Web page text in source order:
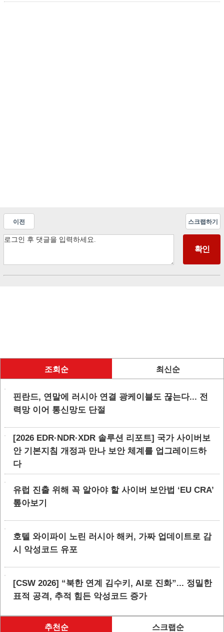
이전 스크랩하기
조회순 최신순
핀란드, 연말에 러시아 연결 광케이블도 끊는다... 전
력망 이어 통신망도 단절
[2026 EDR·NDR·XDR 솔루션 리포트] 국가 사이버보
안 기본지침 개정과 만나 보안 체계를 업그레이드하
다
유럽 진출 위해 꼭 알아야 할 사이버 보안법 ‘EU CRA’
톺아보기
호텔 와이파이 노린 러시아 해커, 가짜 업데이트로 감
시 악성코드 유포
[CSW 2026] “북한 연계 김수키, AI로 진화”... 정밀한
표적 공격, 추적 힘든 악성코드 증가
추천순 스크랩순